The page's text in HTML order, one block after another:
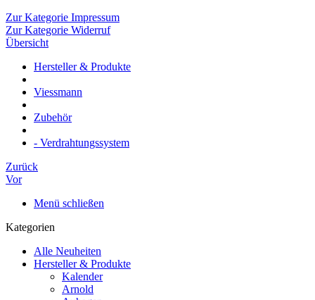
Zur Kategorie Impressum
Zur Kategorie Widerruf
Übersicht
Hersteller & Produkte
Viessmann
Zubehör
- Verdrahtungssystem
Zurück
Vor
Menü schließen
Kategorien
Alle Neuheiten
Hersteller & Produkte
Kalender
Arnold